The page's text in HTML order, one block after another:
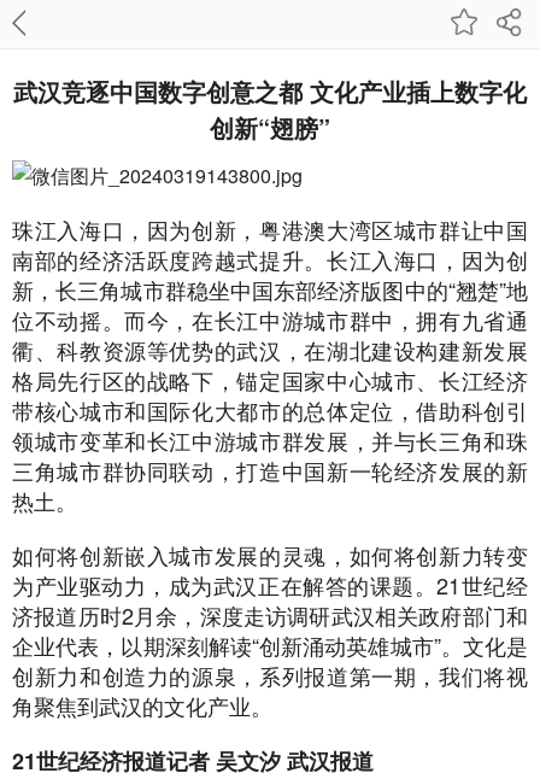
武汉竞逐中国数字创意之都 文化产业插上数字化
创新“翅膀”
珠江入海口，因为创新，粤港澳大湾区城市群让中国
南部的经济活跃度跨越式提升。长江入海口，因为创
新，长三角城市群稳坐中国东部经济版图中的“翘楚”地
位不动摇。而今，在长江中游城市群中，拥有九省通
衢、科教资源等优势的武汉，在湖北建设构建新发展
格局先行区的战略下，锚定国家中心城市、长江经济
带核心城市和国际化大都市的总体定位，借助科创引
领城市变革和长江中游城市群发展，并与长三角和珠
三角城市群协同联动，打造中国新一轮经济发展的新
热土。
如何将创新嵌入城市发展的灵魂，如何将创新力转变
为产业驱动力，成为武汉正在解答的课题。21世纪经
济报道历时2月余，深度走访调研武汉相关政府部门和
企业代表，以期深刻解读“创新涌动英雄城市”。文化是
创新力和创造力的源泉，系列报道第一期，我们将视
角聚焦到武汉的文化产业。
21世纪经济报道记者 吴文汐 武汉报道